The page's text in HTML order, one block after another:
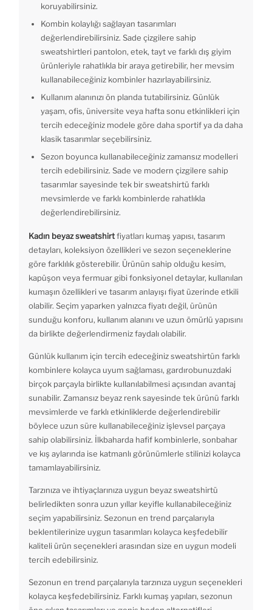
koruyabilirsiniz.
Kombin kolaylığı sağlayan tasarımları
değerlendirebilirsiniz. Sade çizgilere sahip
sweatshirtleri pantolon, etek, tayt ve farklı dış giyim
ürünleriyle rahatlıkla bir araya getirebilir, her mevsim
kullanabileceğiniz kombinler hazırlayabilirsiniz.
Kullanım alanınızı ön planda tutabilirsiniz. Günlük
yaşam, ofis, üniversite veya hafta sonu etkinlikleri için
tercih edeceğiniz modele göre daha sportif ya da daha
klasik tasarımlar seçebilirsiniz.
Sezon boyunca kullanabileceğiniz zamansız modelleri
tercih edebilirsiniz. Sade ve modern çizgilere sahip
tasarımlar sayesinde tek bir sweatshirtü farklı
mevsimlerde ve farklı kombinlerde rahatlıkla
değerlendirebilirsiniz.
Kadın beyaz sweatshirtfiyatları kumaş yapısı, tasarım
detayları, koleksiyon özellikleri ve sezon seçeneklerine
göre farklılık gösterebilir. Ürünün sahip olduğu kesim,
kapüşon veya fermuar gibi fonksiyonel detaylar, kullanılan
kumaşın özellikleri ve tasarım anlayışı fiyat üzerinde etkili
olabilir. Seçim yaparken yalnızca fiyatı değil, ürünün
sunduğu konforu, kullanım alanını ve uzun ömürlü yapısını
da birlikte değerlendirmeniz faydalı olabilir.
Günlük kullanım için tercih edeceğiniz sweatshirtün farklı
kombinlere kolayca uyum sağlaması, gardırobunuzdaki
birçok parçayla birlikte kullanılabilmesi açısından avantaj
sunabilir. Zamansız beyaz renk sayesinde tek ürünü farklı
mevsimlerde ve farklı etkinliklerde değerlendirebilir
böylece uzun süre kullanabileceğiniz işlevsel parçaya
sahip olabilirsiniz. İlkbaharda hafif kombinlerle, sonbahar
ve kış aylarında ise katmanlı görünümlerle stilinizi kolayca
tamamlayabilirsiniz.
Tarzınıza ve ihtiyaçlarınıza uygun beyaz sweatshirtü
belirledikten sonra uzun yıllar keyifle kullanabileceğiniz
seçim yapabilirsiniz. Sezonun en trend parçalarıyla
beklentilerinize uygun tasarımları kolayca keşfedebilir
kaliteli ürün seçenekleri arasından size en uygun modeli
tercih edebilirsiniz.
Sezonun en trend parçalarıyla tarzınıza uygun seçenekleri
kolayca keşfedebilirsiniz. Farklı kumaş yapıları, sezonun